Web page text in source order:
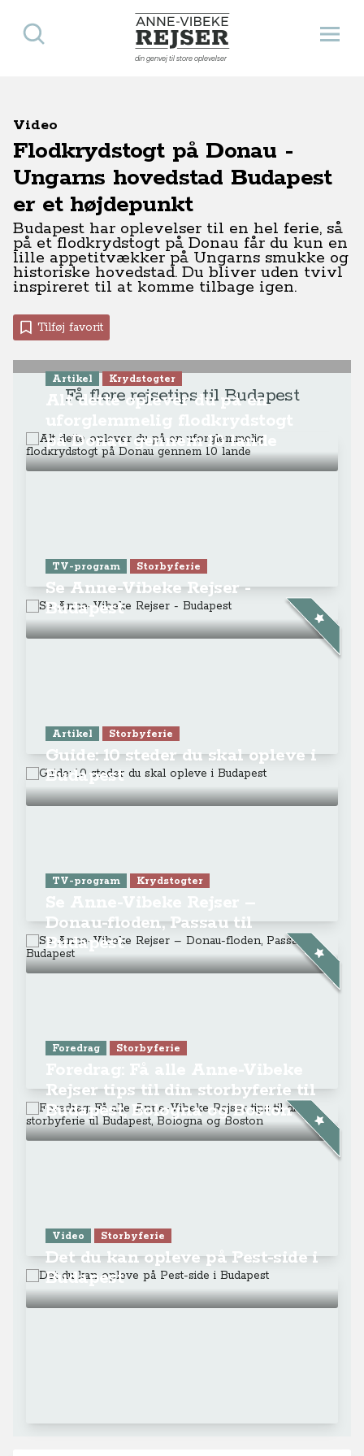
Anne-Vibeke Rejser
din genvej til store oplevelser
Åbn
Søg
Video
Flodkrydstogt på Donau -
Ungarns hovedstad Budapest
er et højdepunkt
Budapest har oplevelser til en hel ferie, så
på et flodkrydstogt på Donau får du kun en
lille appetitvækker på Ungarns smukke og
historiske hovedstad. Du bliver uden tvivl
inspireret til at komme tilbage igen.
Tilføj favorit
Få flere rejsetips til Budapest
Artikel Krydstogter
Alt dette oplever du på en
på Donau gennem 10 lande
TV-program Storbyferie
Se Anne-Vibeke Rejser -
Budapest
Artikel Storbyferie
Guide: 10 steder du skal opleve i
Budapest
TV-program Krydstogter
Donau-floden, Passau til
Budapest
Foredrag Storbyferie
Rejser tips til din storbyferie til
Budapest, Bologna og Boston
Video Storbyferie
Det du kan opleve på Pest-side i
Budapest